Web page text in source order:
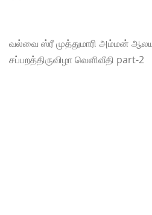
வல்வை ஸ்ரீ முத்துமாரி அம்மன்
சப்பறத்திருவிழா வெளிவீதி part-2